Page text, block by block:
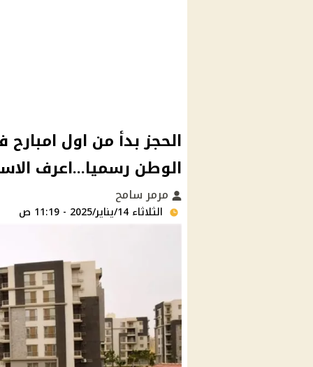
الحجز بدأ من اول
الوطن رسميا...اعرف
مرمر سامح
الثلاثاء 14/يناير/2025 - 11:19 ص